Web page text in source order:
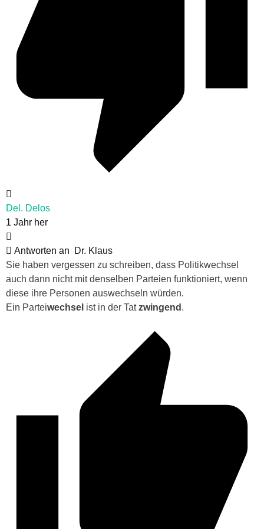
Del. Delos
1 Jahr her
Antworten an
Dr. Klaus
Sie haben vergessen zu schreiben, dass Politikwechsel
auch dann nicht mit denselben Parteien funktioniert, wenn
diese ihre Personen auswechseln würden.
Ein Parteiwechsel ist in der Tatzwingend .